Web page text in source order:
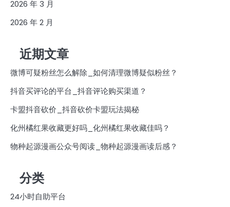
2026 年 3 月
2026 年 2 月
近期文章
微博可疑粉丝怎么解除_如何清理微博疑似粉丝？
抖音买评论的平台_抖音评论购买渠道？
卡盟抖音砍价_抖音砍价卡盟玩法揭秘
化州橘红果收藏更好吗_化州橘红果收藏佳吗？
物种起源漫画公众号阅读_物种起源漫画读后感？
分类
24小时自助平台